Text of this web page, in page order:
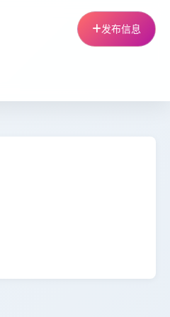
发布信息